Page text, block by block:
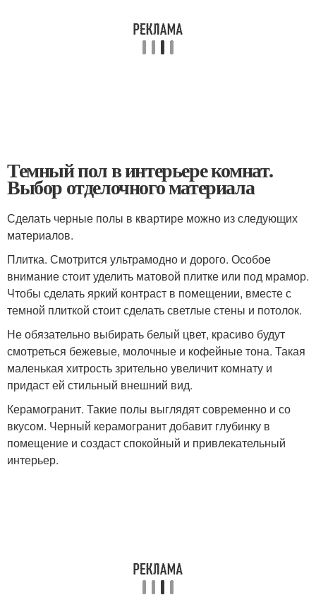
Темный пол в интерьере комнат.
Выбор отделочного материала
Сделать черные полы в квартире можно из следующих
материалов.
Плитка. Смотрится ультрамодно и дорого. Особое
внимание стоит уделить матовой плитке или под мрамор.
Чтобы сделать яркий контраст в помещении, вместе с
темной плиткой стоит сделать светлые стены и потолок.
Не обязательно выбирать белый цвет, красиво будут
смотреться бежевые, молочные и кофейные тона. Такая
маленькая хитрость зрительно увеличит комнату и
придаст ей стильный внешний вид.
Керамогранит. Такие полы выглядят современно и со
вкусом. Черный керамогранит добавит глубинку в
помещение и создаст спокойный и привлекательный
интерьер.